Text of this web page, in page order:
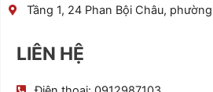
Tầng 1, 24 Phan Bội Châu,
LIÊN HỆ